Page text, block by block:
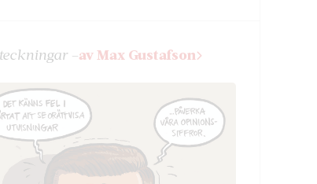
–av Max Gustafson